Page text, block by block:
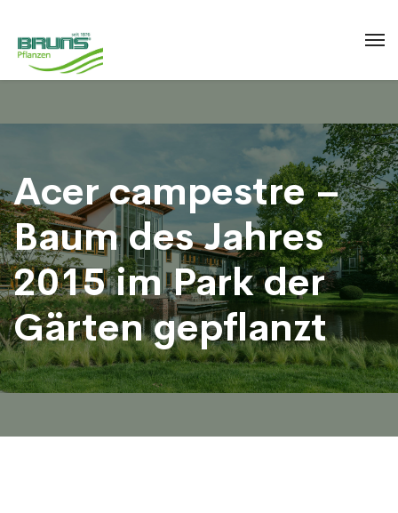
Acer campestre –
Baum des Jahres
2015 im Park der
Gärten gepflanzt